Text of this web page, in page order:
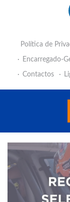
Política de
Encarregado-
Contactos